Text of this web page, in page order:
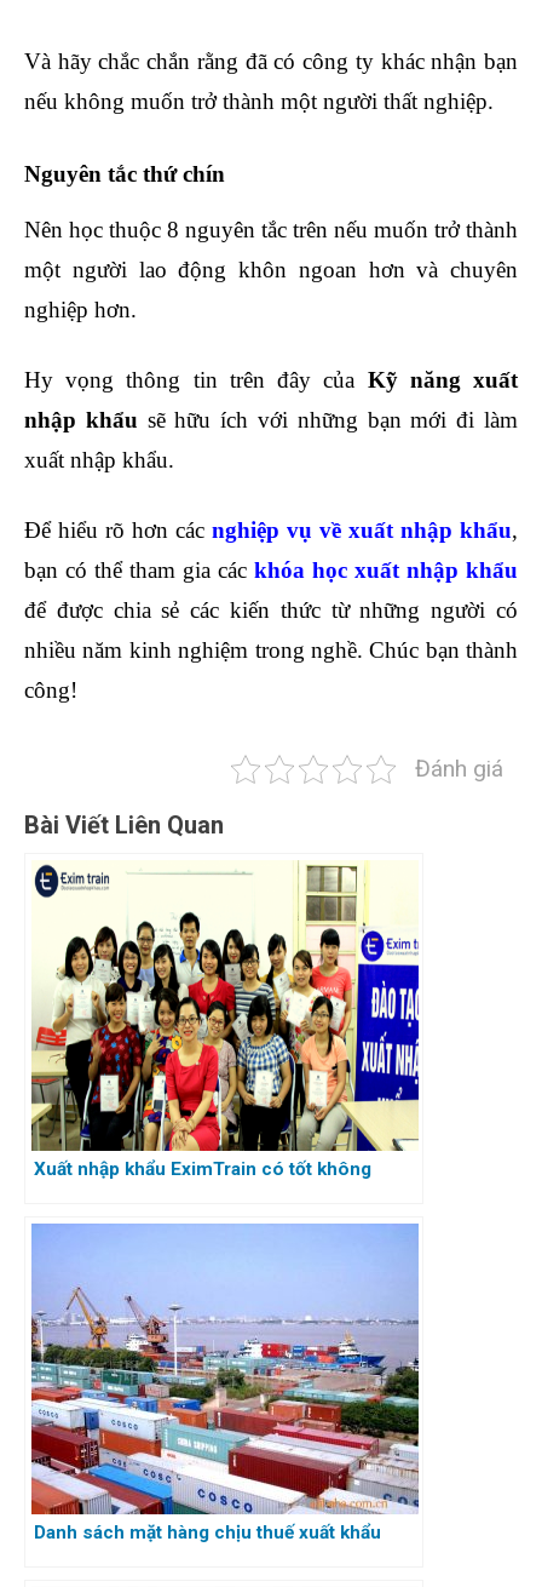
Và hãy chắc chắn rằng đã có công ty khác nhận bạn
nếu không muốn trở thành một người thất nghiệp.
Nguyên tắc thứ chín
Nên học thuộc 8 nguyên tắc trên nếu muốn trở thành
một người lao động khôn ngoan hơn và chuyên
nghiệp hơn.
Hy vọng thông tin trên đây của Kỹ năng xuất
nhập khẩu sẽ hữu ích với những bạn mới đi làm
xuất nhập khẩu.
Để hiểu rõ hơn các nghiệp vụ về xuất nhập khẩu,
bạn có thể tham gia các khóa học xuất nhập khẩu
để được chia sẻ các kiến thức từ những người có
nhiều năm kinh nghiệm trong nghề. Chúc bạn thành
công!
Đánh giá
Bài Viết Liên Quan
Xuất nhập khẩu EximTrain có tốt không
Danh sách mặt hàng chịu thuế xuất khẩu